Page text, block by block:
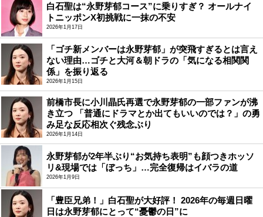
白石聖は“永野芽郁コース”に乗りすぎ？ オールナイ
トニッポンX初挑戦に一抹の不安
2026年1月17日
「ゴチ新メンバーは永野芽郁」が突飛すぎるとは言え
ない理由…ゴチと大河＆朝ドラの「気になる相関関
係」を振り返る
2026年1月15日
前橋市長に小川晶氏再選で永野芽郁の一部ファンが沸
き立つ 「普通にドラマとか出てもいいのでは？」の勇
み足な反応相次ぐ残念ぶり
2026年1月14日
永野芽郁が2年半ぶり“お気持ち表明”も顔つきホッソ
リ&現場では「ぼっち」…完全復帰はイバラの道
2026年1月9日
「豊臣兄弟！」白石聖が大好評！ 2026年の毎週日曜
日は永野芽郁にとって“憂鬱の日”に